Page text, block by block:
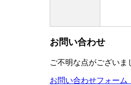
お問い合わせ
ご不明な点がございま
お問い合わせフォーム